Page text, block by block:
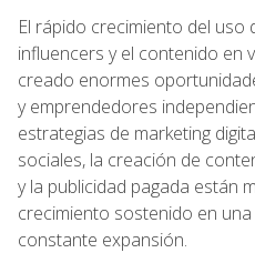
El rápido crecimiento del uso
influencers y el contenido en
creado enormes
y emprendedores
estrategias de marketing
sociales, la creación de
y la publicidad pagada están
crecimiento sostenido en
constante expansión.